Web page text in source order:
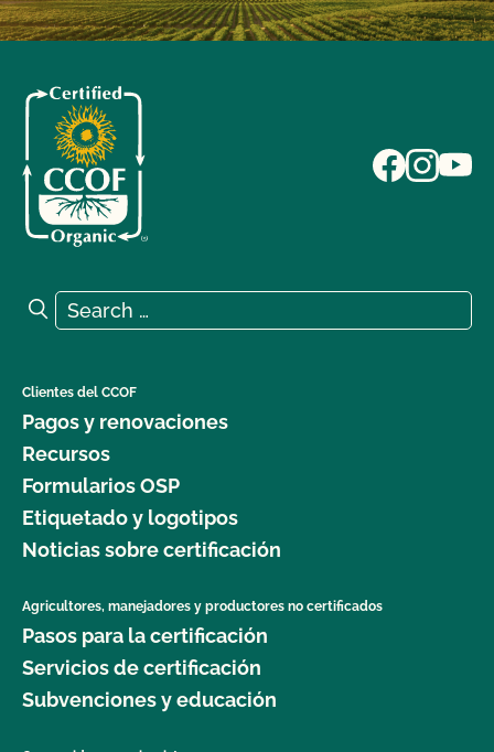
Search for:
Search
Clientes del CCOF
Pagos y renovaciones
Recursos
Formularios OSP
Etiquetado y logotipos
Noticias sobre certificación
Agricultores, manejadores y productores no certificados
Pasos para la certificación
Servicios de certificación
Subvenciones y educación